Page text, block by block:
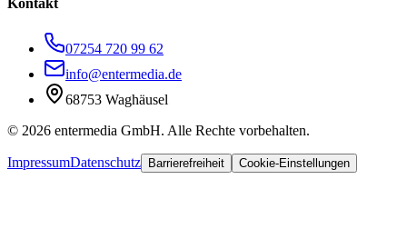
Kontakt
07254 720 99 62
info@entermedia.de
68753 Waghäusel
© 2026 entermedia GmbH. Alle Rechte vorbehalten.
ImpressumDatenschutz Barrierefreiheit Cookie-Einstellungen